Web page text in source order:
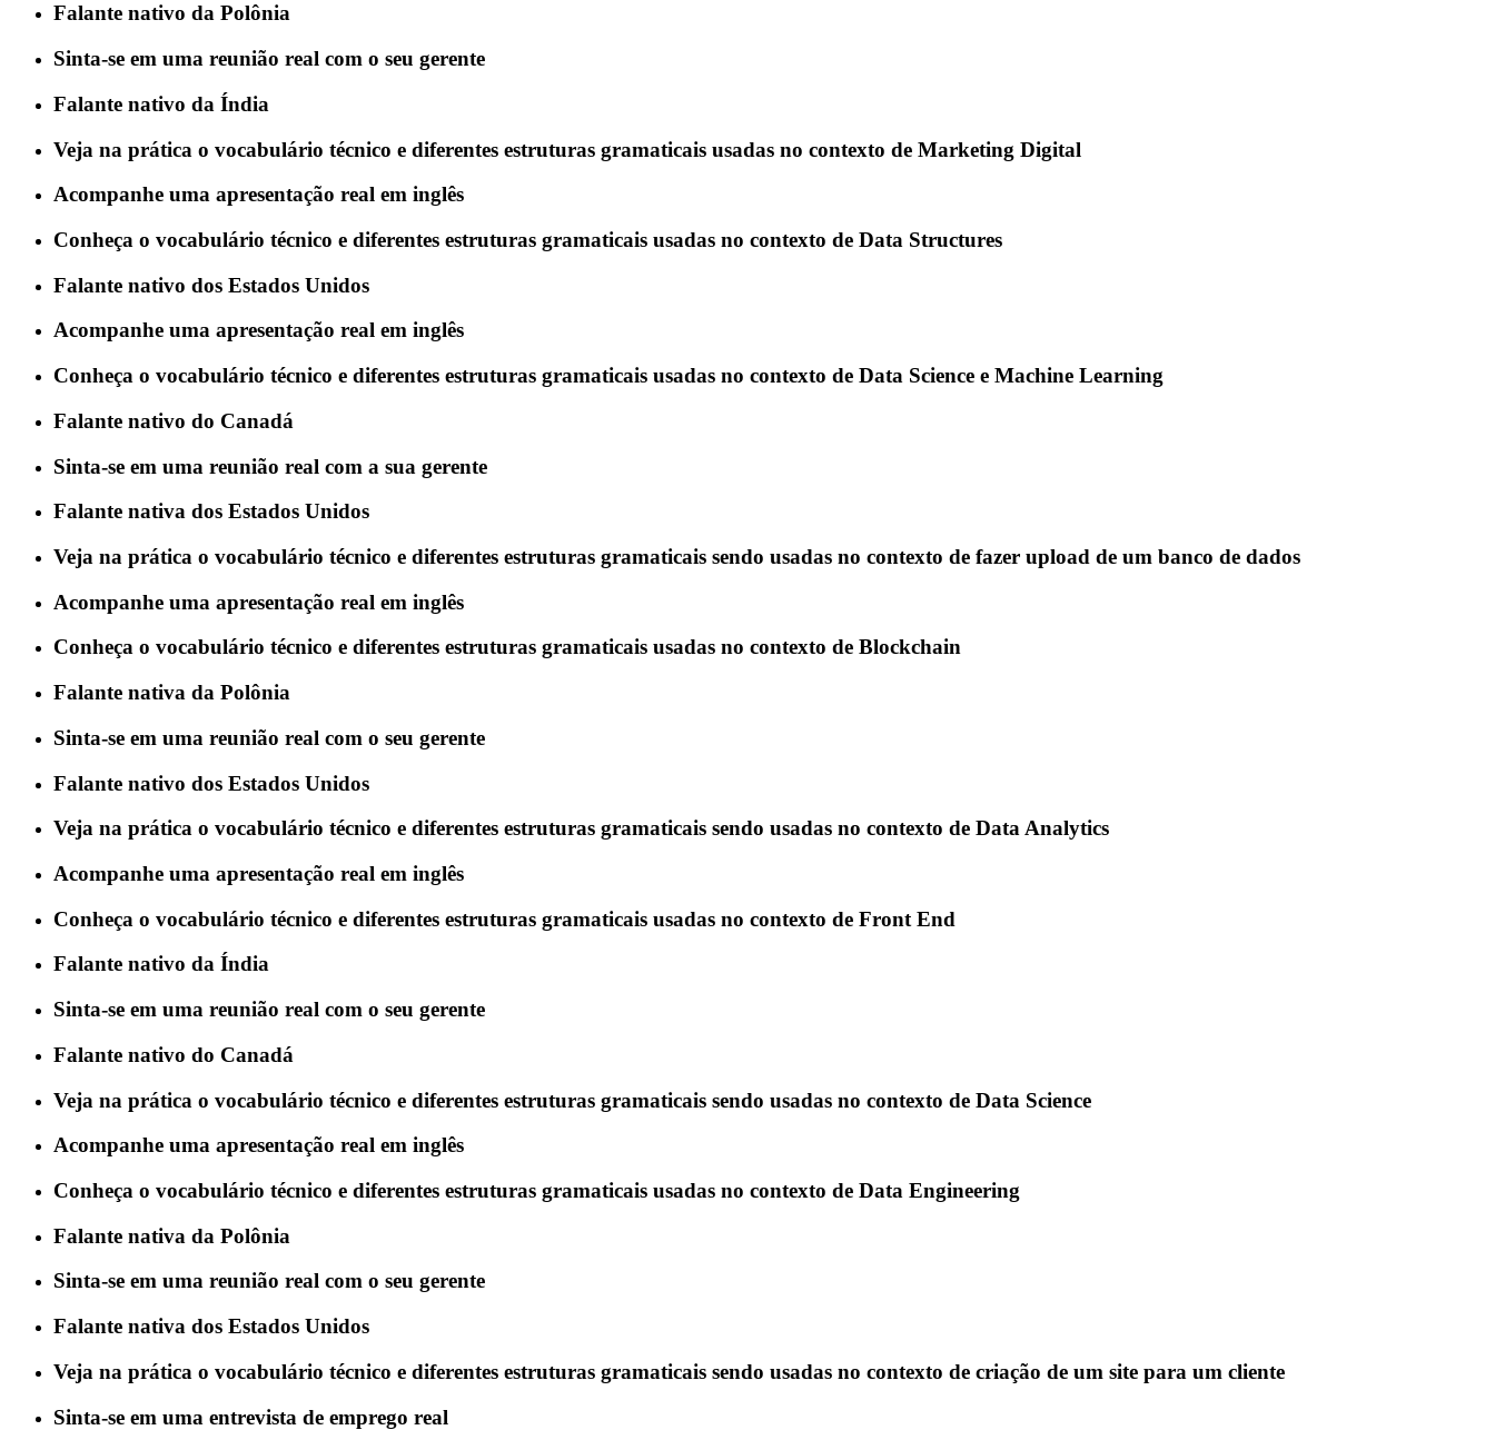
Falante nativo da Polônia
Sinta-se em uma reunião real com o seu gerente
Falante nativo da Índia
Veja na prática o vocabulário técnico e diferentes estruturas gramaticais usadas no contexto de Marketing Digital
Acompanhe uma apresentação real em inglês
Conheça o vocabulário técnico e diferentes estruturas gramaticais usadas no contexto de Data Structures
Falante nativo dos Estados Unidos
Acompanhe uma apresentação real em inglês
Conheça o vocabulário técnico e diferentes estruturas gramaticais usadas no contexto de Data Science e Machine Learning
Falante nativo do Canadá
Sinta-se em uma reunião real com a sua gerente
Falante nativa dos Estados Unidos
Veja na prática o vocabulário técnico e diferentes estruturas gramaticais sendo usadas no contexto de fazer upload de um banco de dados
Acompanhe uma apresentação real em inglês
Conheça o vocabulário técnico e diferentes estruturas gramaticais usadas no contexto de Blockchain
Falante nativa da Polônia
Sinta-se em uma reunião real com o seu gerente
Falante nativo dos Estados Unidos
Veja na prática o vocabulário técnico e diferentes estruturas gramaticais sendo usadas no contexto de Data Analytics
Acompanhe uma apresentação real em inglês
Conheça o vocabulário técnico e diferentes estruturas gramaticais usadas no contexto de Front End
Falante nativo da Índia
Sinta-se em uma reunião real com o seu gerente
Falante nativo do Canadá
Veja na prática o vocabulário técnico e diferentes estruturas gramaticais sendo usadas no contexto de Data Science
Acompanhe uma apresentação real em inglês
Conheça o vocabulário técnico e diferentes estruturas gramaticais usadas no contexto de Data Engineering
Falante nativa da Polônia
Sinta-se em uma reunião real com o seu gerente
Falante nativa dos Estados Unidos
Veja na prática o vocabulário técnico e diferentes estruturas gramaticais sendo usadas no contexto de criação de um site para um cliente
Sinta-se em uma entrevista de emprego real